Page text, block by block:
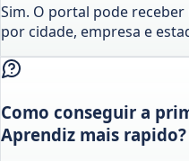
Sim. O portal pode
por cidade, empresa e
Como conseguir a
Aprendiz mais rapido?